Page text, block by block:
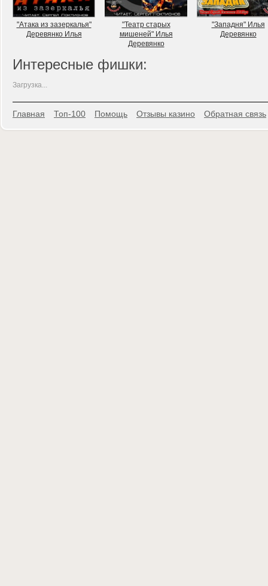
"Атака из зазеркалья"
Деревянко Илья
"Театр старых
мишеней" Илья
Деревянко
"Западня" Илья
Деревянко
Интересные фишки:
Загрузка...
Главная Топ-100 Помощь Отзывы казино Обратная связь